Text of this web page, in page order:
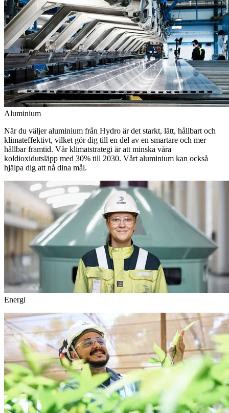
Aluminium
När du väljer aluminium från Hydro är det starkt, lätt, hållbart och
klimateffektivt, vilket gör dig till en del av en smartare och mer
hållbar framtid. Vår klimatstrategi är att minska våra
koldioxidutsläpp med 30% till 2030. Vårt aluminium kan också
hjälpa dig att nå dina mål.
Energi